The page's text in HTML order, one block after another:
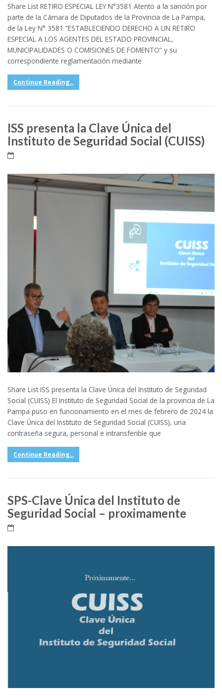
Share List RETIRO ESPECIAL LEY N°3581 Atento a la sanción por
parte de la Cámara de Diputados de la Provincia de La Pampa,
de la Ley N° 3581 “ESTABLECIENDO DERECHO A UN RETIRO
ESPECIAL A LOS AGENTES DEL ESTADO PROVINCIAL,
MUNICIPALIDADES O COMISIONES DE FOMENTO” y su
correspondiente reglamentación mediante
Continue Reading...
ISS presenta la Clave Única del
Instituto de Seguridad Social (CUISS)
Share List ISS presenta la Clave Única del Instituto de Seguridad
Social (CUISS) El Instituto de Seguridad Social de la provincia de La
Pampa puso en funcionamiento en el mes de febrero de 2024 la
Clave Única del Instituto de Seguridad Social (CUISS), una
contraseña segura, personal e intransferible que
Continue Reading...
SPS-Clave Única del Instituto de
Seguridad Social – proximamente